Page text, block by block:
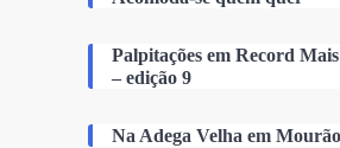
Palpitações em Record
– edição 9
Na Adega Velha em